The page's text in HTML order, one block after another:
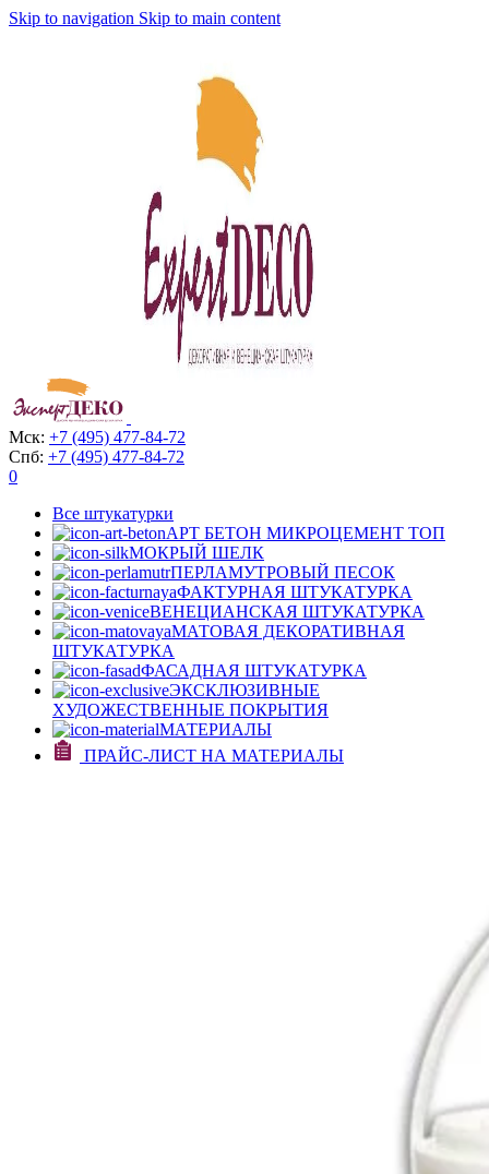
Skip to navigation Skip to main content
Мск: +7 (495) 477-84-72
Спб: +7 (495) 477-84-72
0
Все штукатурки
АРТ БЕТОН МИКРОЦЕМЕНТ ТОП
МОКРЫЙ ШЕЛК
ПЕРЛАМУТРОВЫЙ ПЕСОК
ФАКТУРНАЯ ШТУКАТУРКА
ВЕНЕЦИАНСКАЯ ШТУКАТУРКА
МАТОВАЯ ДЕКОРАТИВНАЯ
ШТУКАТУРКА
ФАСАДНАЯ ШТУКАТУРКА
ЭКСКЛЮЗИВНЫЕ
ХУДОЖЕСТВЕННЫЕ ПОКРЫТИЯ
МАТЕРИАЛЫ
ПРАЙС-ЛИСТ НА МАТЕРИАЛЫ